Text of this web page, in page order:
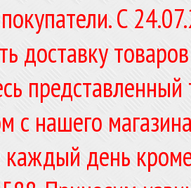
C
доставку
с нашего
день